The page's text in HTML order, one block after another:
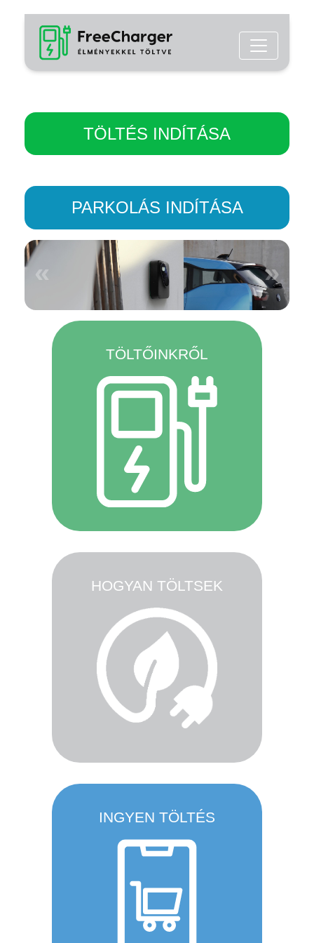
TÖLTÉS INDÍTÁSA
PARKOLÁS INDÍTÁSA
TÖLTŐINKRŐL
HOGYAN TÖLTSEK
INGYEN TÖLTÉS